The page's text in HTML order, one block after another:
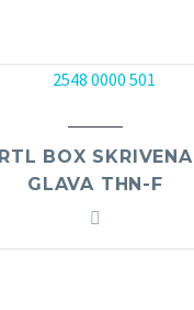
RTL BOX SKRIVENA
GLAVA THN-F